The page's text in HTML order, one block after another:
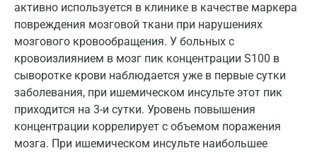
активно используется в клинике в качестве маркера
повреждения мозговой ткани при нарушениях
мозгового кровообращения. У больных с
кровоизлиянием в мозг пик концентрации S100 в
сыворотке крови наблюдается уже в первые сутки
заболевания, при ишемическом инсульте этот пик
приходится на 3-и сутки. Уровень повышения
концентрации коррелирует с объемом поражения
мозга. При ишемическом инсульте наибольшее
Калуга
Кемерово
Коломна
Королев